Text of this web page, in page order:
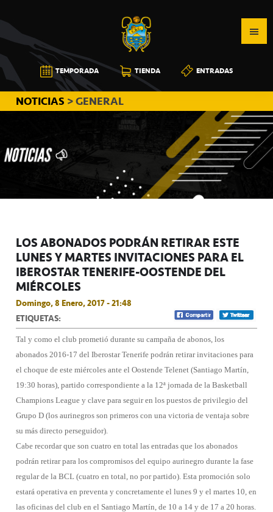
a
la
navegación
principal
al
contenido
principal
a
la
barra
lateral
principal
CB
CANARIAS
TEMPORADA TIENDA ENTRADAS
NOTICIAS > GENERAL
LOS ABONADOS PODRÁN RETIRAR ESTE
LUNES Y MARTES INVITACIONES PARA EL
IBEROSTAR TENERIFE-OOSTENDE DEL
MIÉRCOLES
Domingo, 8 Enero, 2017 - 21:48
ETIQUETAS:
Tal y como el club prometió durante su campaña de abonos, los
abonados 2016-17 del Iberostar Tenerife podrán retirar invitaciones para
el choque de este miércoles ante el Oostende Telenet (Santiago Martín,
19:30 horas), partido correspondiente a la 12ª jornada de la Basketball
Champions League y clave para seguir en los puestos de privilegio del
Grupo D (los aurinegros son primeros con una victoria de ventaja sobre
su más directo perseguidor).
Cabe recordar que son cuatro en total las entradas que los abonados
podrán retirar para los compromisos del equipo aurinegro durante la fase
regular de la BCL (cuatro en total, no por partido). Esta promoción solo
estará operativa en preventa y concretamente el lunes 9 y el martes 10, en
las oficinas del club en el Santiago Martín, de 10 a 14 y de 17 a 20 horas.